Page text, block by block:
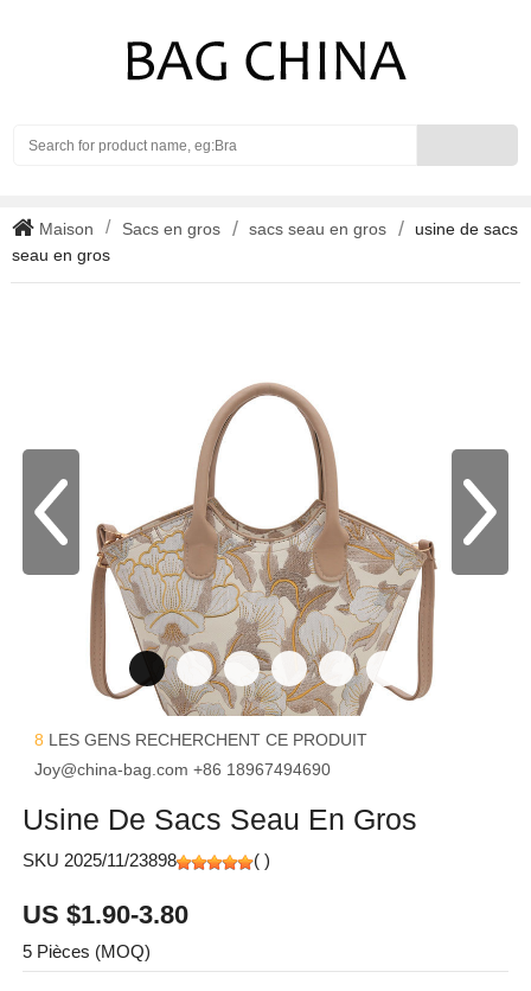
Maison Sacs en gros sacs seau en gros
usine de sacs
seau en gros
8 LES GENS RECHERCHENT CE PRODUIT
Joy@china-bag.com +86 18967494690
Usine De Sacs Seau En Gros
SKU 2025/11/23898 ( )
US $1.90-3.80
5 Pièces (MOQ)